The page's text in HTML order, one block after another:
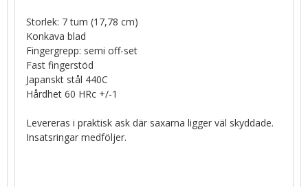
Storlek: 7 tum (17,78 cm)
Konkava blad
Fingergrepp: semi off-set
Fast fingerstöd
Japanskt stål 440C
Hårdhet 60 HRc +/-1
Levereras i praktisk ask där saxarna ligger väl skyddade.
Insatsringar medföljer.